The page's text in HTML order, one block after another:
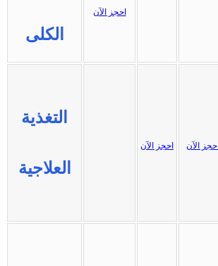
الكلى
احجز الآن
التغذية
العلاجية
احجز الآن الآن